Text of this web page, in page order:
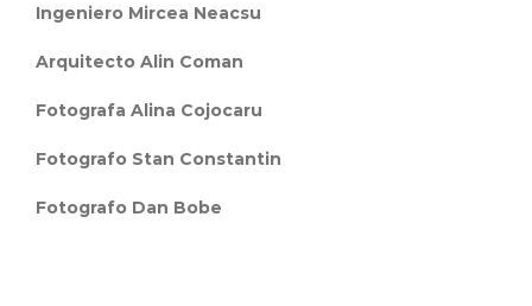
Ingeniero Mircea Neacsu
Arquitecto Alin Coman
Fotografa Alina Cojocaru
Fotografo Stan Constantin
Fotografo Dan Bobe